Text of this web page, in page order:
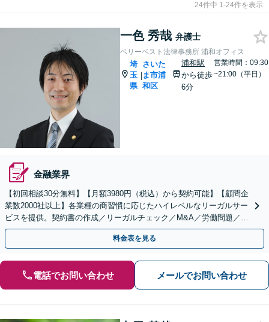
24件中 1-24件を表示
一色 秀哉 弁護士
ベリーベスト法律事務所 浦和オフィス
埼
玉
県
|
さいた
ま市浦
和区
浦和駅
から徒歩
6分
営業時間：09:30
~21:00（平日）
金融業界
【初回相談30分無料】【月額3980円（税込）から契約可能】【顧問企
業数2000社以上】各業種の商習慣に応じたハイレベルなリーガルサー
ビスを提供。契約書の作成／リーガルチェック／M&A／労働問題／知
的財産等、お任せください【他士業連携可能】
料金表を見る
電話でお問い合わせ メールでお問い合わせ